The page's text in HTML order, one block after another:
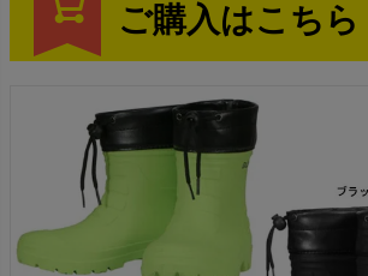
ご購入はこちら